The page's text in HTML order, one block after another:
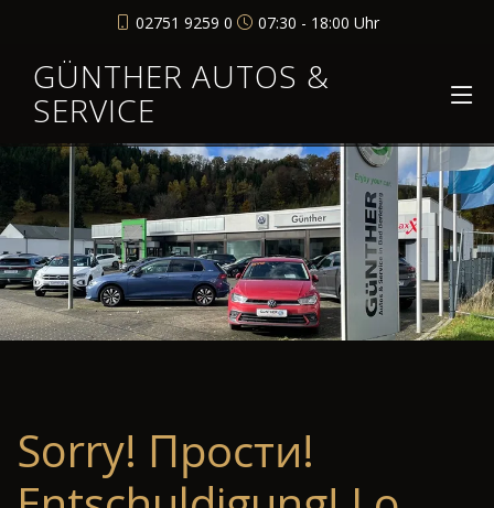
02751 9259 0 07:30 - 18:00 Uhr
GÜNTHER AUTOS &
SERVICE
Sorry! Прости!